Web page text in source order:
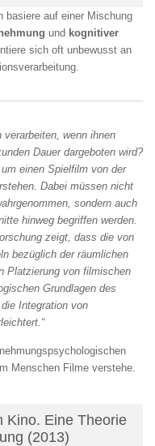
basiere auf einer Mischung
und kognitiver
sich oft unbewusst an
verarbeiten, wenn ihnen
Dauer dargeboten wird?
einen Spielfilm von der
Dabei müssen nicht
sondern auch
hinweg begriffen werden.
zeigt, dass die von
bezüglich der räumlichen
Platzierung von filmischen
Grundlagen des
Integration von
Menschen Filme verstehe.
Kino. Eine Theorie
(2013)